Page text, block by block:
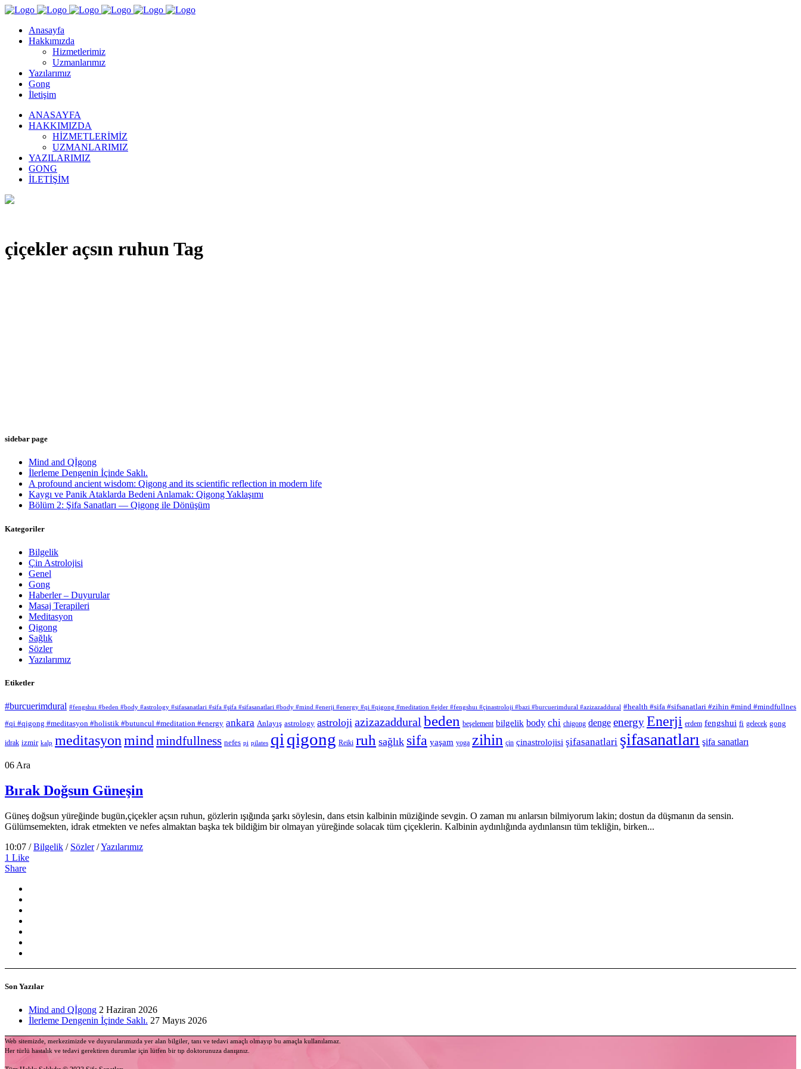
Anasayfa
Hakkımızda
Hizmetlerimiz
Uzmanlarımız
Yazılarımız
Gong
İletişim
ANASAYFA
HAKKIMIZDA
HIZMETLERIMIZ
UZMANLARIMIZ
YAZILARIMIZ
GONG
İLETIŞIM
çiçekler açsın ruhun Tag
sidebar page
Mind and Qİgong
İlerleme Dengenin İçinde Saklı.
A profound ancient wisdom: Qigong and its scientific reflection in modern life
Kaygı ve Panik Ataklarda Bedeni Anlamak: Qigong Yaklaşımı
Bölüm 2: Şifa Sanatları — Qigong ile Dönüşüm
Kategoriler
Bilgelik
Çin Astrolojisi
Genel
Gong
Haberler – Duyurular
Masaj Terapileri
Meditasyon
Qigong
Sağlık
Sözler
Yazılarımız
Etiketler
#burcuerimdural #fengshuı #beden #body #astrology #sifasanatlari #sifa #şifa #sifasanatlari #body #mind #enerji #energy #qi #qigong #meditation #ejder #fengshuı #çinastroloji #bazi #burcuerimdural #azizazaddural #health #sifa #sifsanatlari #zihin #mind #mindfullnes
#qi #qigong #meditasyon #holistik #butuncul #meditation #energy ankara Anlayış astrology astroloji azizazaddural beden beşelement bilgelik body chi chigong denge energyEnerji erdem fengshui fi gelecek gong
idrak izmir kalp meditasyonmind mindfullness nefes pi pilates qi qigong Reiki ruh sağlık sifa yaşam yoga zihin çin çinastrolojisi şifasanatlari şifasanatları şifa sanatları
06 Ara
Bırak Doğsun Güneşin
Güneş doğsun yüreğinde bugün,çiçekler açsın ruhun, gözlerin ışığında şarkı söylesin, dans etsin kalbinin müziğinde sevgin. O zaman mı anlarsın bilmiyorum lakin; dostun da düşmanın da sensin.
Gülümsemekten, idrak etmekten ve nefes almaktan başka tek bildiğim bir olmayan yüreğinde solacak tüm çiçeklerin. Kalbinin aydınlığında aydınlansın tüm tekliğin, birken...
10:07 /Bilgelik / Sözler/Yazılarımız
1 Like
Share
Son Yazılar
Mind and Qİgong 2 Haziran 2026
İlerleme Dengenin İçinde Saklı. 27 Mayıs 2026
Web sitemizde, merkezimizde ve duyurularımızda yer alan bilgiler, tanı ve tedavi amaçlı olmayıp bu amaçla kullanılamaz.
Her türlü hastalık ve tedavi gerektiren durumlar için lütfen bir tıp doktorunuza danışınız.